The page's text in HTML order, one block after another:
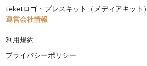
teketロゴ・プレスキット（メディアキット）
運営会社情報
利用規約
プライバシーポリシー